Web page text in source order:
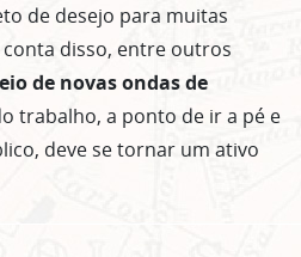
de desejo para muitas
disso, entre outros
de novas ondas de
trabalho, a ponto de ir a pé e
deve se tornar um ativo